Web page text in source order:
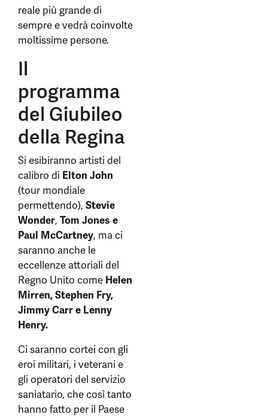
reale più grande di
sempre e vedrà coinvolte
moltissime persone.
Il
programma
del Giubileo
della Regina
Si esibiranno artisti del
calibro di Elton John
(tour mondiale
permettendo), Stevie
Wonder, Tom Jones e
Paul McCartney, ma ci
saranno anche le
eccellenze attoriali del
Regno Unito come Helen
Mirren, Stephen Fry,
Jimmy Carr e Lenny
Henry.
Ci saranno cortei con gli
eroi militari, i veterani e
gli operatori del servizio
saniatario, che così tanto
hanno fatto per il Paese